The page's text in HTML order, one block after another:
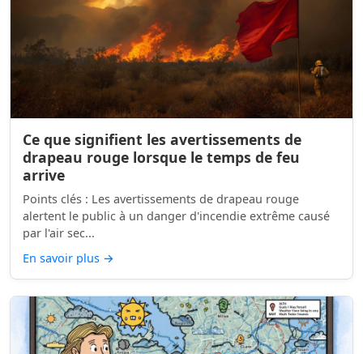
Ce que signifient les avertissements de
drapeau rouge lorsque le temps de feu
arrive
Points clés : Les avertissements de drapeau rouge
alertent le public à un danger d'incendie extrême causé
par l'air sec...
En savoir plus →